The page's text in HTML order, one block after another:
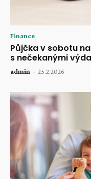
Finance
Půjčka v sobotu
s nečekanými
admin - 25.2.2026